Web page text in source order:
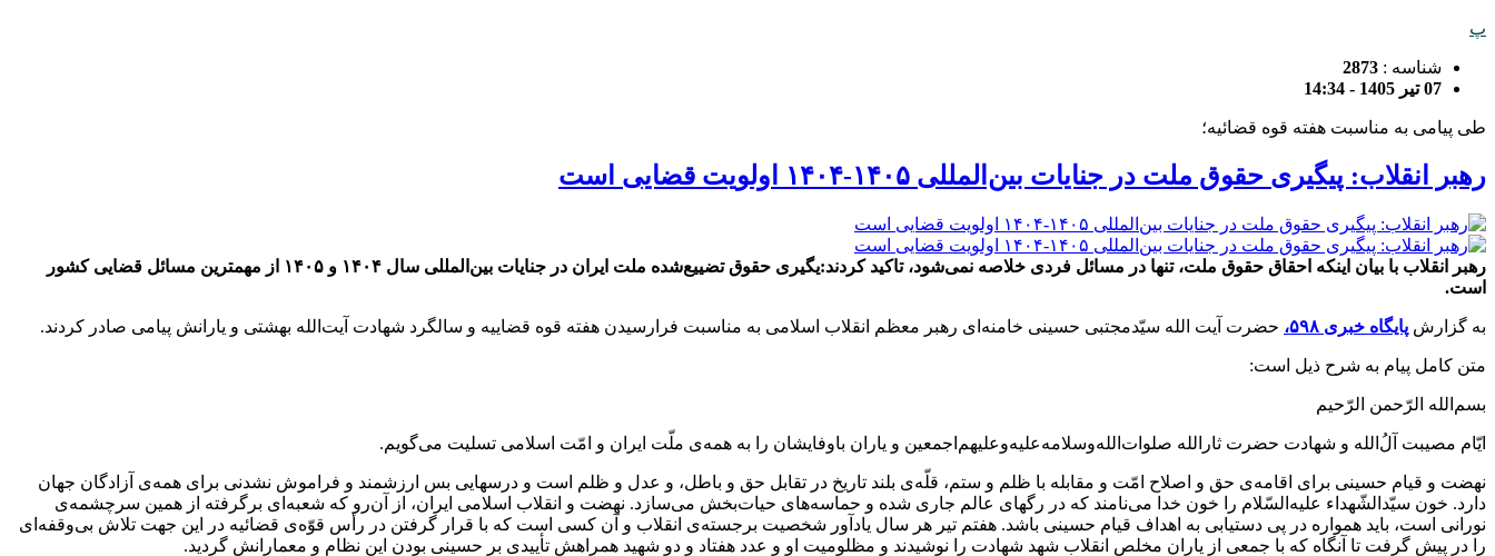
پ
شناسه : 2873
07 تیر 1405 - 14:34
طی پیامی به مناسبت هفته قوه قضائیه؛
رهبر انقلاب: پیگیری حقوق ملت در جنایات بین‌المللی ۱۴۰۵-۱۴۰۴ اولویت قضایی است
رهبر انقلاب با بیان اینکه احقاق حقوق ملت، تنها در مسائل فردی خلاصه نمی‌شود، تاکید کردند:یگیری حقوق تضییع‌شده ملت ایران در جنایات بین‌المللی سال ۱۴۰۴ و ۱۴۰۵ از مهمترین مسائل قضایی کشور
است.
به گزارش پایگاه خبری ۵۹۸، حضرت آیت الله سیّدمجتبی حسینی خامنه‌ای رهبر معظم انقلاب اسلامی به مناسبت فرارسیدن هفته قوه قضاییه و سالگرد شهادت آیت‌الله بهشتی و یارانش پیامی صادر کردند.
متن کامل پیام به شرح ذیل است:
بسم‌الله الرّحمن الرّحیم
ایّام مصیبت آلُ‌الله و شهادت حضرت ثارالله صلوات‌الله‌وسلامه‌علیه‌وعلیهم‌اجمعین و یاران باوفایشان را به همه‌ی ملّت ایران و امّت اسلامی تسلیت می‌گویم.
نهضت و قیام حسینی برای اقامه‌ی حق و اصلاح امّت و مقابله با ظلم و ستم، قلّه‌ی بلند تاریخ در تقابل حق و باطل، و عدل و ظلم است و درسهایی بس ارزشمند و فراموش نشدنی برای همه‌ی آزادگان جهان
دارد. خون سیّدالشّهداء علیه‌السّلام را خون خدا می‌نامند که در رگهای عالم جاری شده و حماسه‌های حیات‌بخش می‌سازد. نهضت و انقلاب اسلامی ایران، از آن‌رو که شعبه‌ای برگرفته از همین سرچشمه‌ی
نورانی است، باید همواره در پی دستیابی به اهداف قیام حسینی باشد. هفتم تیر هر سال یادآور شخصیت برجسته‌ی انقلاب و آن کسی است که با قرار گرفتن در رأس قوّه‌ی قضائیه در این جهت تلاش بی‌وقفه‌ای
را در پیش گرفت تا آنگاه که با جمعی از یاران مخلص انقلاب شهد شهادت را نوشیدند و مظلومیت او و عدد هفتاد و دو شهید همراهش تأییدی بر حسینی بودن این نظام و معمارانش گردید.